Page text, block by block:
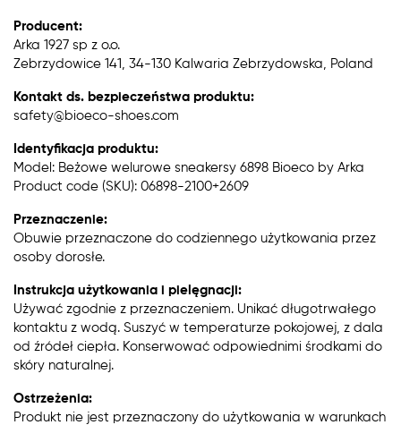
Producent:
Arka 1927 sp z o.o.
Zebrzydowice 141, 34-130 Kalwaria Zebrzydowska, Poland
Kontakt ds. bezpieczeństwa produktu:
safety@bioeco-shoes.com
Identyfikacja produktu:
Model: Beżowe welurowe sneakersy 6898 Bioeco by Arka
Product code (SKU): 06898-2100+2609
Przeznaczenie:
Obuwie przeznaczone do codziennego użytkowania przez
osoby dorosłe.
Instrukcja użytkowania i pielęgnacji:
Używać zgodnie z przeznaczeniem. Unikać długotrwałego
kontaktu z wodą. Suszyć w temperaturze pokojowej, z dala
od źródeł ciepła. Konserwować odpowiednimi środkami do
skóry naturalnej.
Ostrzeżenia:
Produkt nie jest przeznaczony do użytkowania w warunkach